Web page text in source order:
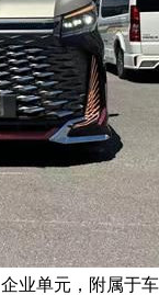
业单元，附属于